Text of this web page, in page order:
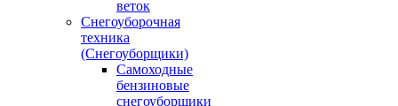
веток
Снегоуборочная
техника
(Снегоуборщики)
Самоходные
бензиновые
снегоуборщики